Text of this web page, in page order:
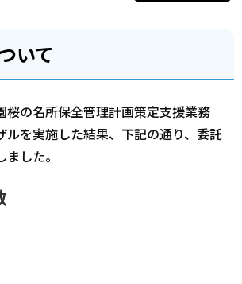
いて
桜の名所保全管理計画策定支援業務
ルを実施した結果、下記の通り、委託
した。